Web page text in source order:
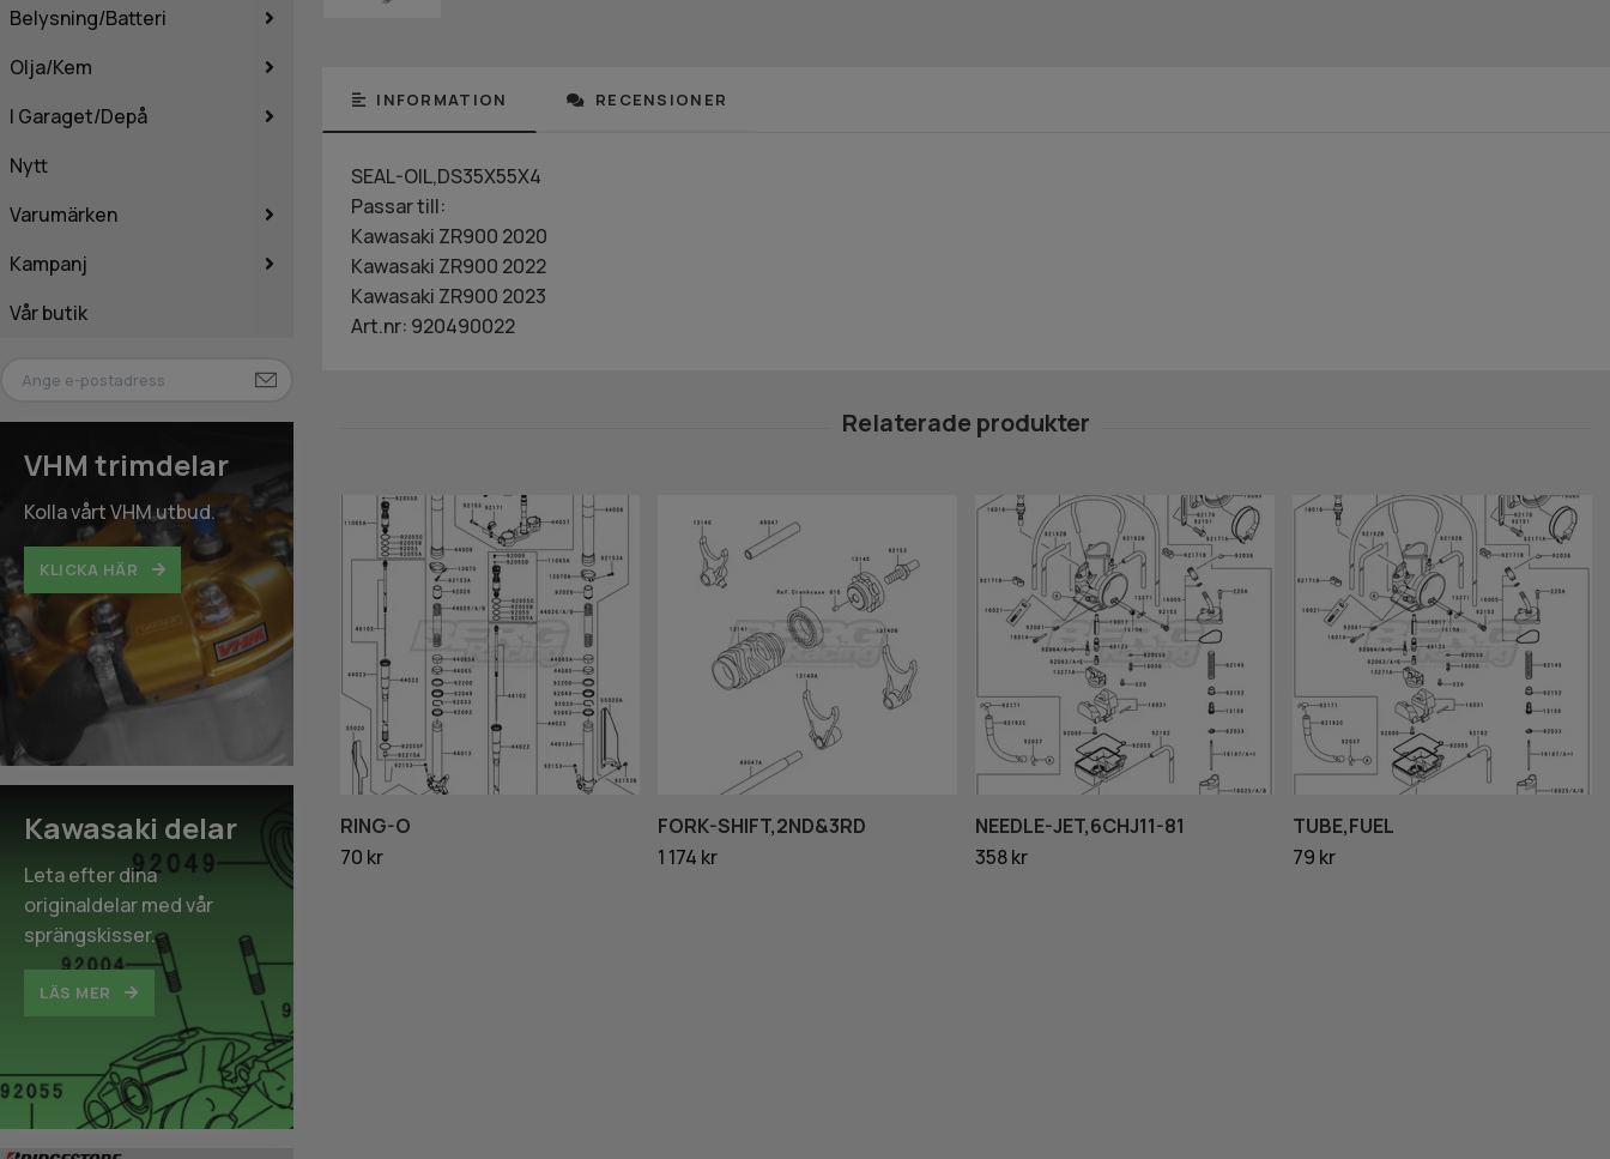
Belysning/Batteri
Olja/Kem
I Garaget/Depå
Nytt
Varumärken
Kampanj
Vår butik
VHM trimdelar
Kolla vårt VHM utbud.
KLICKA HÄR
Kawasaki delar
Leta efter dina
originaldelar med vår
sprängskisser.
LÄS MER
INFORMATION RECENSIONER
SEAL-OIL,DS35X55X4
Passar till:
Kawasaki ZR900 2020
Kawasaki ZR900 2022
Kawasaki ZR900 2023
Art.nr: 920490022
RING-O
70 kr
FORK-SHIFT,2ND&3RD
1 174 kr
NEEDLE-JET,6CHJ11-81
358 kr
TUBE,FUEL
79 kr